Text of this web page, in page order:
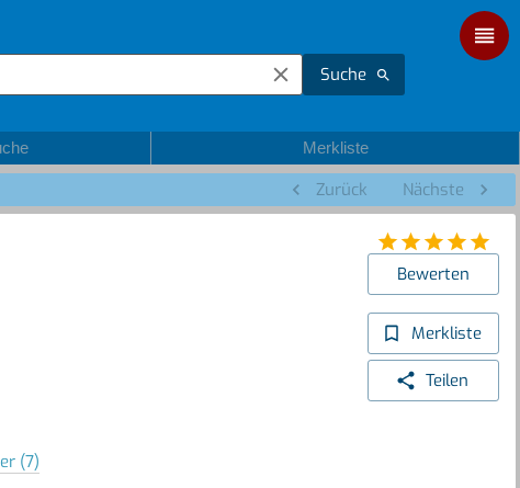
Suche
Merkliste
Zurück Nächste
(7)
Bewerten
Merkliste
Teilen